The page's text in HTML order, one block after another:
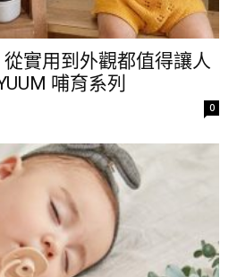
從實用到外觀都值得讓人
哺育系列
0